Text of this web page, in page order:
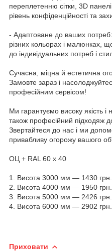
переплетенню сітки, 3D
рівень конфіденційності та
- Адаптоване до ваших потреб:
різних кольорах і малюнках,
до індивідуальних потреб і
Сучасна, міцна й естетична
Замовте зараз і
професійним сервісом!
Ми гарантуємо високу якість і
також професійний підходяж
Звертайтеся до нас і ми
привабливу огорожу вашого
ОЦ + RAL 60 х 40
1. Висота 3000 мм — 1430 грн.
2. Висота 4000 мм — 1950 грн.
3. Висота 5000 мм — 2426 грн.
4. Висота 6000 мм — 2902 грн.
Приховати